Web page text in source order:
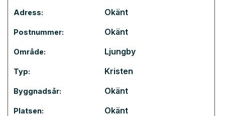
Adress: Okänt
Postnummer: Okänt
Område: Ljungby
Typ: Kristen
Byggnadsår: Okänt
Platsen: Okänt